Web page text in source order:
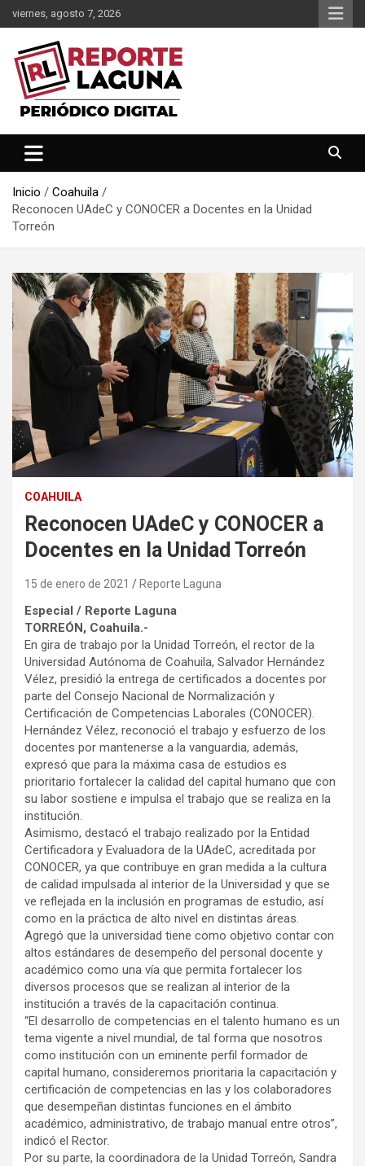
Saltar
al
contenido
viernes, agosto 7, 2026
Reporte Laguna
Inicio
Coahuila
Reconocen UAdeC y CONOCER a Docentes en la Unidad
Torreón
COAHUILA
Reconocen UAdeC y CONOCER a
Docentes en la Unidad Torreón
15 de enero de 2021 Reporte Laguna
Especial / Reporte Laguna
TORREÓN, Coahuila.-
En gira de trabajo por la Unidad Torreón, el rector de la
Universidad Autónoma de Coahuila, Salvador Hernández
Vélez, presidió la entrega de certificados a docentes por
parte del Consejo Nacional de Normalización y
Certificación de Competencias Laborales (CONOCER).
Hernández Vélez, reconoció el trabajo y esfuerzo de los
docentes por mantenerse a la vanguardia, además,
expresó que para la máxima casa de estudios es
prioritario fortalecer la calidad del capital humano que con
su labor sostiene e impulsa el trabajo que se realiza en la
institución.
Asimismo, destacó el trabajo realizado por la Entidad
Certificadora y Evaluadora de la UAdeC, acreditada por
CONOCER, ya que contribuye en gran medida a la cultura
de calidad impulsada al interior de la Universidad y que se
ve reflejada en la inclusión en programas de estudio, así
como en la práctica de alto nivel en distintas áreas.
Agregó que la universidad tiene como objetivo contar con
altos estándares de desempeño del personal docente y
académico como una vía que permita fortalecer los
diversos procesos que se realizan al interior de la
institución a través de la capacitación continua.
“El desarrollo de competencias en el talento humano es un
tema vigente a nivel mundial, de tal forma que nosotros
como institución con un eminente perfil formador de
capital humano, consideremos prioritaria la capacitación y
certificación de competencias en las y los colaboradores
que desempeñan distintas funciones en el ámbito
académico, administrativo, de trabajo manual entre otros”,
indicó el Rector.
Por su parte, la coordinadora de la Unidad Torreón, Sandra